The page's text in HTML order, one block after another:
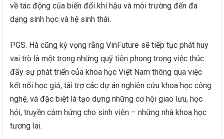
về tác động của biến đổi khí hậu và môi trường đến đa
dạng sinh học và hệ sinh thái.
PGS. Hà cũng kỳ vọng rằng VinFuture sẽ tiếp tục phát huy
vai trò là một trong những quỹ tiên phong trong việc thúc
đẩy sự phát triển của khoa học Việt Nam thông qua việc
kết nối học giả, tài trợ các dự án nghiên cứu khoa học công
nghệ, và đặc biệt là tạo dựng những cơ hội giao lưu, học
hỏi, truyền cảm hứng cho sinh viên – những nhà khoa học
tương lai.